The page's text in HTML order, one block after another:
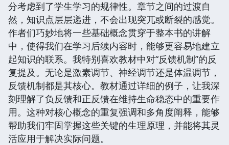
分考虑到了学生学习的规律性。章节之间的过渡自
然，知识点层层递进，不会出现突兀或断裂的感觉。
作者们巧妙地将一些基础概念贯穿于整本书的讲解
中，使得我们在学习后续内容时，能够更容易地建立
起知识的联系。我特别喜欢教材中对“反馈机制”的反
复提及。无论是激素调节、神经调节还是体温调节，
反馈机制都是其核心。教材通过详细的例子，让我深
刻理解了负反馈和正反馈在维持生命稳态中的重要作
用。这种对核心概念的重复强调和多角度阐释，能够
帮助我们牢固掌握这些关键的生理原理，并能将其灵
活应用于解决实际问题。